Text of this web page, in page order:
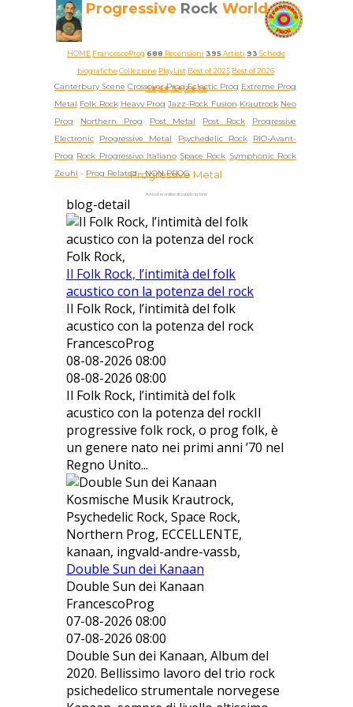
Progressive RockWorld
HOME FrancescoProg 688 Recensioni 395 Artisti 93 Schede
biografiche Collezione PlayList Best of 2025 Best of 2026
5★4★3★2★ 1★
Canterbury Scene Crossover Prog Eclectic Prog Extreme Prog
Metal Folk Rock Heavy Prog Jazz-Rock Fusion Krautrock Neo
Prog
Northern Prog Post Metal Post Rock
Progressive
Electronic
Progressive Metal Psychedelic Rock
RIO-Avant-
Prog Rock Progressivo Italiano Space Rock Symphonic Rock
Zeuhl - Prog Related -NON PROG
Progressive Metal
Articoli in ordine di pubblicazione
blog-detail
Folk Rock,
Il Folk Rock, l’intimità del folk
acustico con la potenza del rock
Il Folk Rock, l’intimità del folk
acustico con la potenza del rock
FrancescoProg
08-08-2026 08:00
08-08-2026 08:00
Il Folk Rock, l’intimità del folk
acustico con la potenza del rockIl
progressive folk rock, o prog folk, è
un genere nato nei primi anni ’70 nel
Regno Unito...
Kosmische Musik Krautrock,
Psychedelic Rock, Space Rock,
Northern Prog, ECCELLENTE,
kanaan, ingvald-andre-vassb,
Double Sun dei Kanaan
Double Sun dei Kanaan
FrancescoProg
07-08-2026 08:00
07-08-2026 08:00
Double Sun dei Kanaan, Album del
2020. Bellissimo lavoro del trio rock
psichedelico strumentale norvegese